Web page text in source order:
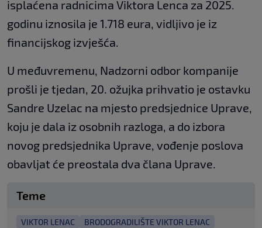
isplaćena radnicima Viktora Lenca za 2025.
godinu iznosila je 1.718 eura, vidljivo je iz
financijskog izvješća.
U međuvremenu, Nadzorni odbor kompanije
prošli je tjedan, 20. ožujka prihvatio je ostavku
Sandre Uzelac na mjesto predsjednice Uprave,
koju je dala iz osobnih razloga, a do izbora
novog predsjednika Uprave, vođenje poslova
obavljat će preostala dva člana Uprave.
Teme
VIKTOR LENAC BRODOGRADILIŠTE VIKTOR LENAC